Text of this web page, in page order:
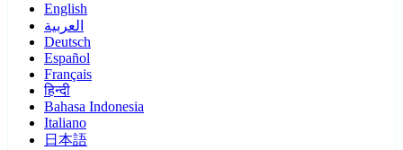
English
العربية
Deutsch
Español
Français
हिन्दी
Bahasa Indonesia
Italiano
日本語